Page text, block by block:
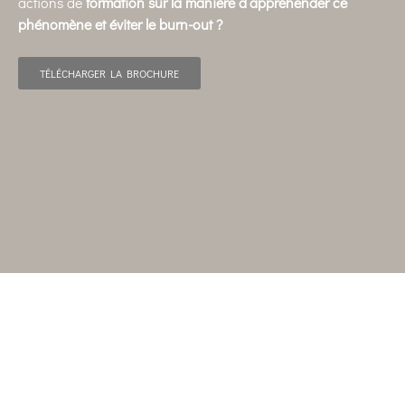
phénomène et éviter le burn-out ?
TÉLÉCHARGER LA BROCHURE